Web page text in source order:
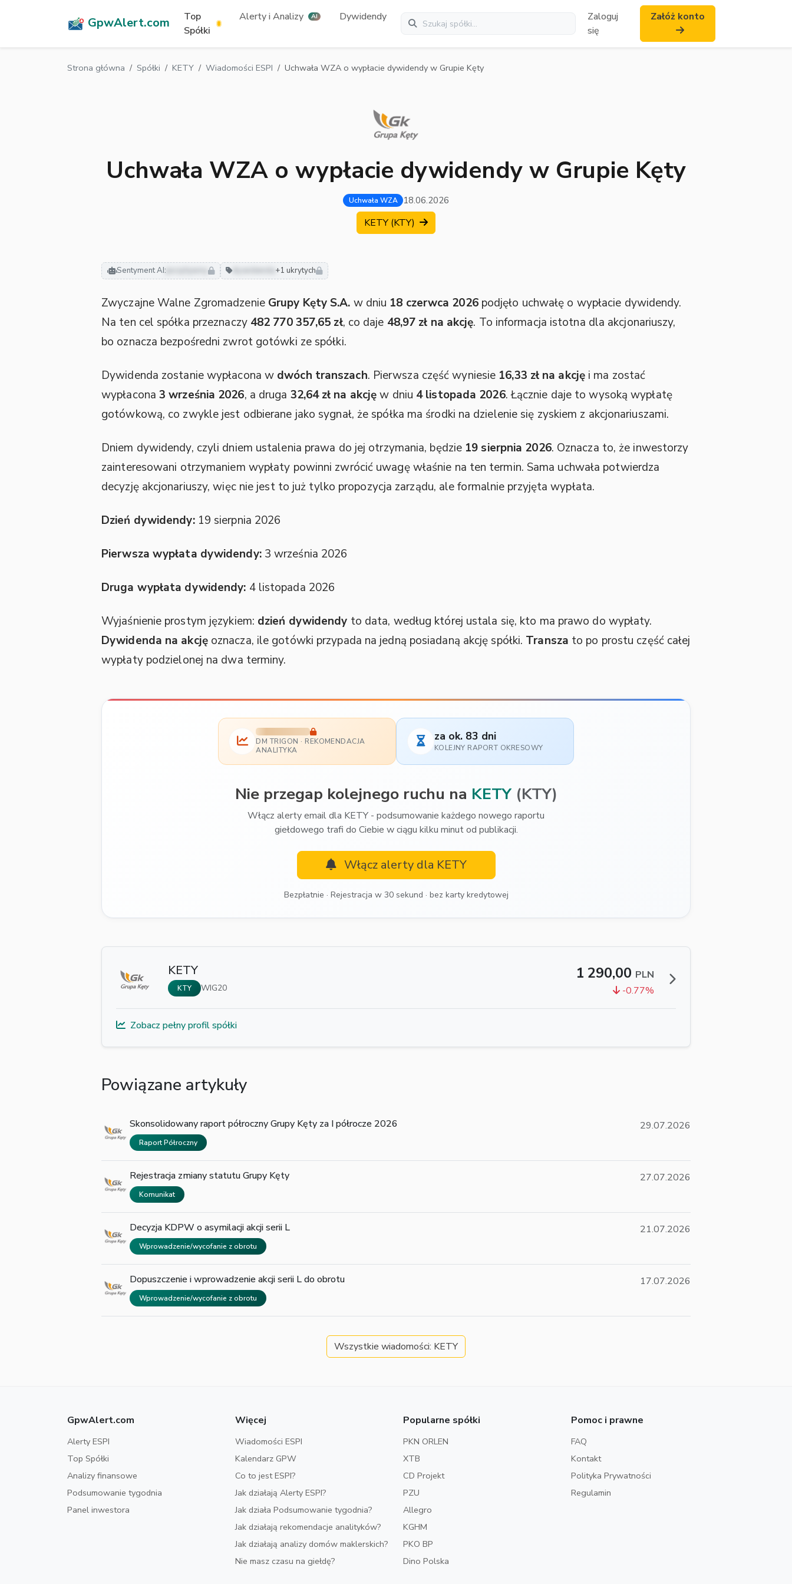
GpwAlert.com
Top
Spółki
Alerty i Analizy AI Dywidendy
Zaloguj
się
Załóż konto
Strona główna Spółki KETY Wiadomości ESPI Uchwała WZA o wypłacie dywidendy w Grupie Kęty
Uchwała WZA o wypłacie dywidendy w Grupie Kęty
Uchwała WZA 18.06.2026
KETY (KTY)
Sentyment AI: pozytywny +1 ukrytych
Zwyczajne Walne Zgromadzenie Grupy Kęty S.A. w dniu 18 czerwca 2026podjęło uchwałę o wypłacie dywidendy.
Na ten cel spółka przeznaczy 482 770 357,65 zł, co daje 48,97 zł na akcję. To informacja istotna dla akcjonariuszy,
bo oznacza bezpośredni zwrot gotówki ze spółki.
Dywidenda zostanie wypłacona w dwóch transzach. Pierwsza część wyniesie 16,33 zł na akcjęi ma zostać
wypłacona 3 września 2026, a druga 32,64 zł na akcjęw dniu 4 listopada 2026. Łącznie daje to wysoką wypłatę
gotówkową, co zwykle jest odbierane jako sygnał, że spółka ma środki na dzielenie się zyskiem z akcjonariuszami.
Dniem dywidendy, czyli dniem ustalenia prawa do jej otrzymania, będzie 19 sierpnia 2026. Oznacza to, że inwestorzy
zainteresowani otrzymaniem wypłaty powinni zwrócić uwagę właśnie na ten termin. Sama uchwała potwierdza
decyzję akcjonariuszy, więc nie jest to już tylko propozycja zarządu, ale formalnie przyjęta wypłata.
Dzień dywidendy:19 sierpnia 2026
Pierwsza wypłata dywidendy:3 września 2026
Druga wypłata dywidendy: 4 listopada 2026
Wyjaśnienie prostym językiem: dzień dywidendy to data, według której ustala się, kto ma prawo do wypłaty.
Dywidenda na akcjęoznacza, ile gotówki przypada na jedną posiadaną akcję spółki. Transza to po prostu część całej
wypłaty podzielonej na dwa terminy.
DM TRIGON · REKOMENDACJA
ANALITYKA
za ok. 83 dni
KOLEJNY RAPORT OKRESOWY
Nie przegap kolejnego ruchu na KETY (KTY)
Włącz alerty email dla KETY - podsumowanie każdego nowego raportu
giełdowego trafi do Ciebie w ciągu kilku minut od publikacji.
Włącz alerty dla KETY
Bezpłatnie · Rejestracja w 30 sekund · bez karty kredytowej
KETY
KTY WIG20
1 290,00 PLN
-0.77%
Zobacz pełny profil spółki
Powiązane artykuły
Skonsolidowany raport półroczny Grupy Kęty za I półrocze 2026
Raport Półroczny
29.07.2026
Rejestracja zmiany statutu Grupy Kęty
Komunikat
27.07.2026
Decyzja KDPW o asymilacji akcji serii L
Wprowadzenie/wycofanie z obrotu
21.07.2026
Dopuszczenie i wprowadzenie akcji serii L do obrotu
Wprowadzenie/wycofanie z obrotu
17.07.2026
Wszystkie wiadomości: KETY
GpwAlert.com
Alerty ESPI
Top Spółki
Analizy finansowe
Podsumowanie tygodnia
Panel inwestora
Więcej
Wiadomości ESPI
Kalendarz GPW
Co to jest ESPI?
Jak działają Alerty ESPI?
Jak działa Podsumowanie tygodnia?
Jak działają rekomendacje analityków?
Jak działają analizy domów maklerskich?
Nie masz czasu na giełdę?
Popularne spółki
PKN ORLEN
XTB
CD Projekt
PZU
Allegro
KGHM
PKO BP
Dino Polska
Pomoc i prawne
FAQ
Kontakt
Polityka Prywatności
Regulamin